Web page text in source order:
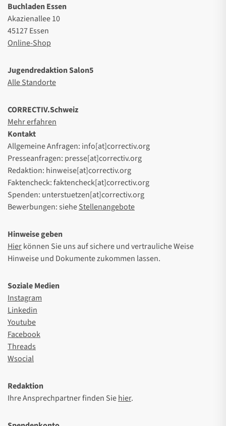
Buchladen Essen
Akazienallee 10
45127 Essen
Online-Shop
Jugendredaktion Salon5
Alle Standorte
CORRECTIV.Schweiz
Mehr erfahren
Kontakt
Allgemeine Anfragen: info[at]correctiv.org
Presseanfragen: presse[at]correctiv.org
Redaktion: hinweise[at]correctiv.org
Faktencheck: faktencheck[at]correctiv.org
Spenden: unterstuetzen[at]correctiv.org
Bewerbungen: sieheStellenangebote
Hinweise geben
Hierkönnen Sie uns auf sichere und vertrauliche Weise
Hinweise und Dokumente zukommen lassen.
Soziale Medien
Instagram
Linkedin
Youtube
Facebook
Threads
Wsocial
Redaktion
Ihre Ansprechpartner finden Siehier.